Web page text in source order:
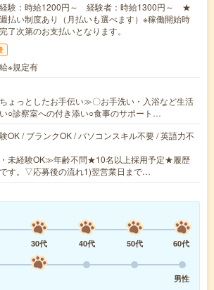
験：時給1200円～ 経験者：時給1300円～ ★
払い制度あり（月払いも選べます）※稼働開始時
了次第のお支払いとなります。
※規定有
ょっとしたお手伝い≫〇お手洗い・入浴など生活
○診察室への付き添い○食事のサポート…
OK / ブランクOK / パソコンスキル不要 / 英語力不
未経験OK≫年齢不問★10名以上採用予定★履歴
す。▽応募後の流れ1)翌営業日まで…
30代 40代 50代
60代
男性